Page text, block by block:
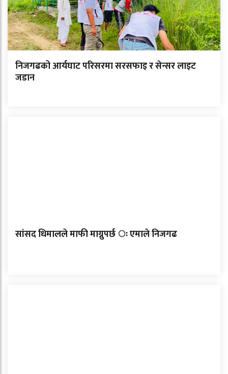
निजगढको आर्यघाट परिसरमा सरसफाइ र सेन्सर लाइट
जडान
सांसद धिमालले माफी माग्नुपर्छ ः एमाले निजगढ